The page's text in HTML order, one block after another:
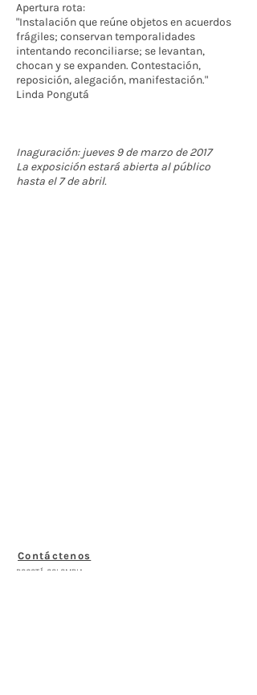
Apertura rota:
"Instalación que reúne objetos en acuerdos
frágiles; conservan temporalidades
intentando reconciliarse; se levantan,
chocan y se expanden. Contestación,
reposición, alegación, manifestación."
Linda Pongutá
Inaguración: jueves 9 de marzo de 2017
La exposición estará abierta al público
hasta el 7 de abril.
Contáctenos
BOGOTÁ-COLOMBIA